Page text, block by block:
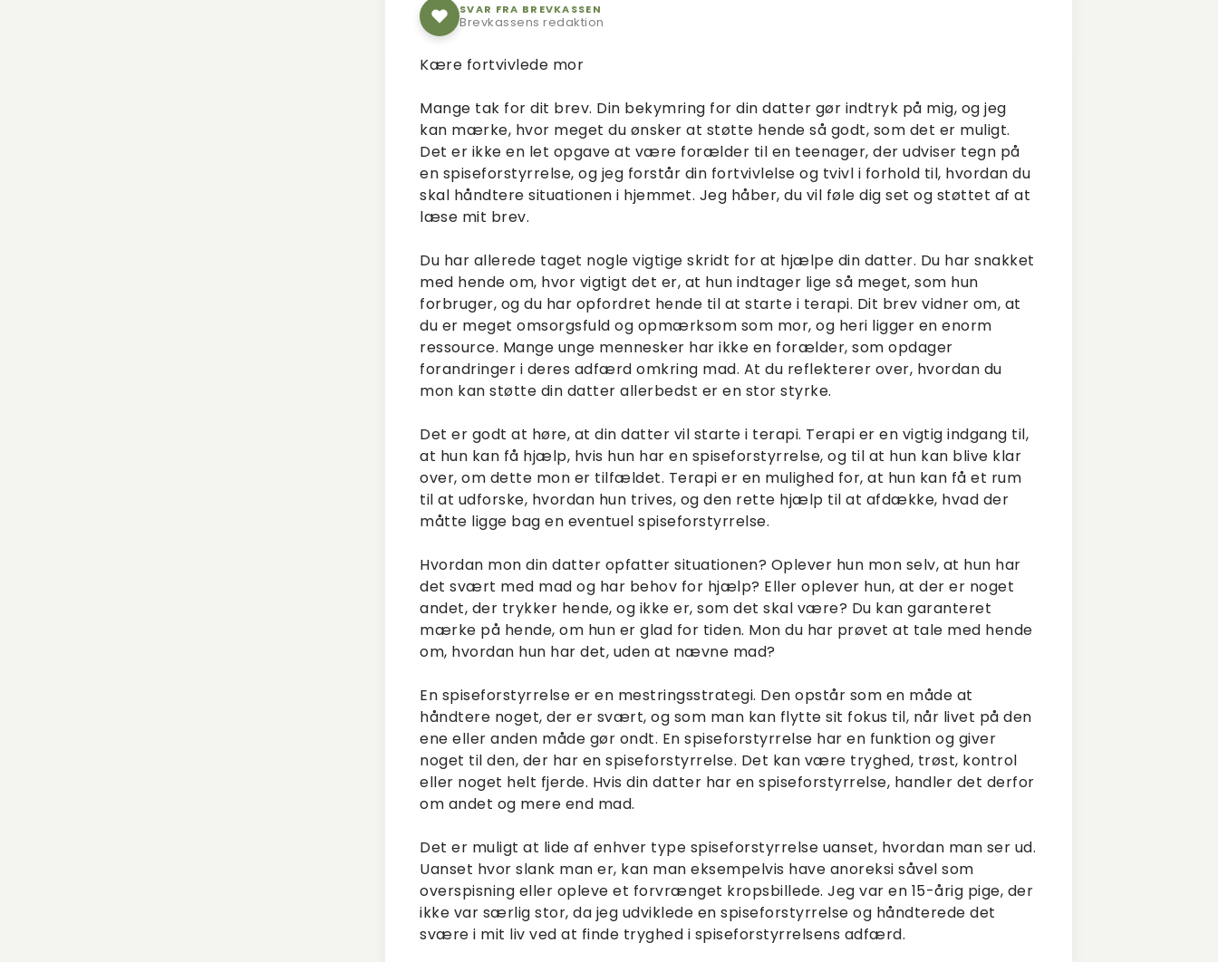
SVAR FRA BREVKASSEN
Brevkassens redaktion
Kære fortvivlede mor
Mange tak for dit brev. Din bekymring for din datter gør indtryk på mig, og jeg
kan mærke, hvor meget du ønsker at støtte hende så godt, som det er muligt.
Det er ikke en let opgave at være forælder til en teenager, der udviser tegn på
en spiseforstyrrelse, og jeg forstår din fortvivlelse og tvivl i forhold til, hvordan du
skal håndtere situationen i hjemmet. Jeg håber, du vil føle dig set og støttet af at
læse mit brev.
Du har allerede taget nogle vigtige skridt for at hjælpe din datter. Du har snakket
med hende om, hvor vigtigt det er, at hun indtager lige så meget, som hun
forbruger, og du har opfordret hende til at starte i terapi. Dit brev vidner om, at
du er meget omsorgsfuld og opmærksom som mor, og heri ligger en enorm
ressource. Mange unge mennesker har ikke en forælder, som opdager
forandringer i deres adfærd omkring mad. At du reflekterer over, hvordan du
mon kan støtte din datter allerbedst er en stor styrke.
Det er godt at høre, at din datter vil starte i terapi. Terapi er en vigtig indgang til,
at hun kan få hjælp, hvis hun har en spiseforstyrrelse, og til at hun kan blive klar
over, om dette mon er tilfældet. Terapi er en mulighed for, at hun kan få et rum
til at udforske, hvordan hun trives, og den rette hjælp til at afdække, hvad der
måtte ligge bag en eventuel spiseforstyrrelse.
Hvordan mon din datter opfatter situationen? Oplever hun mon selv, at hun har
det svært med mad og har behov for hjælp? Eller oplever hun, at der er noget
andet, der trykker hende, og ikke er, som det skal være? Du kan garanteret
mærke på hende, om hun er glad for tiden. Mon du har prøvet at tale med hende
om, hvordan hun har det, uden at nævne mad?
En spiseforstyrrelse er en mestringsstrategi. Den opstår som en måde at
håndtere noget, der er svært, og som man kan flytte sit fokus til, når livet på den
ene eller anden måde gør ondt. En spiseforstyrrelse har en funktion og giver
noget til den, der har en spiseforstyrrelse. Det kan være tryghed, trøst, kontrol
eller noget helt fjerde. Hvis din datter har en spiseforstyrrelse, handler det derfor
om andet og mere end mad.
Det er muligt at lide af enhver type spiseforstyrrelse uanset, hvordan man ser ud.
Uanset hvor slank man er, kan man eksempelvis have anoreksi såvel som
overspisning eller opleve et forvrænget kropsbillede. Jeg var en 15-årig pige, der
ikke var særlig stor, da jeg udviklede en spiseforstyrrelse og håndterede det
svære i mit liv ved at finde tryghed i spiseforstyrrelsens adfærd.